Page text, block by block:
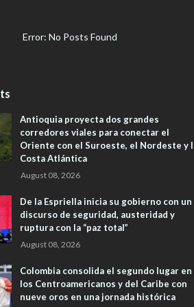
Error: No Posts Found
Antioquia proyecta dos grandes
corredores viales para conectar el
Oriente con el Suroeste, el Nordeste y
Costa Atlántica
August 08, 2026
De la Espriella inicia su gobierno con un
discurso de seguridad, austeridad y
ruptura con la “paz total”
August 08, 2026
Colombia consolida el segundo lugar en
los Centroamericanos y del Caribe con
nueve oros en una jornada histórica